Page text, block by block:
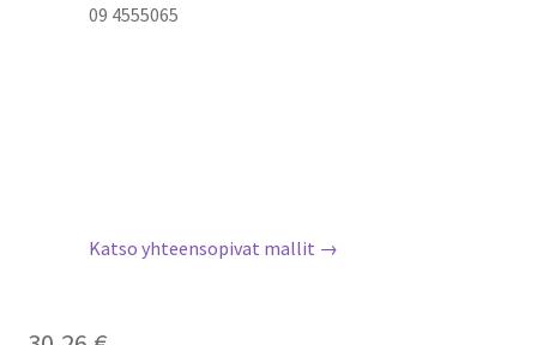
09 4555065
Katso yhteensopivat mallit →